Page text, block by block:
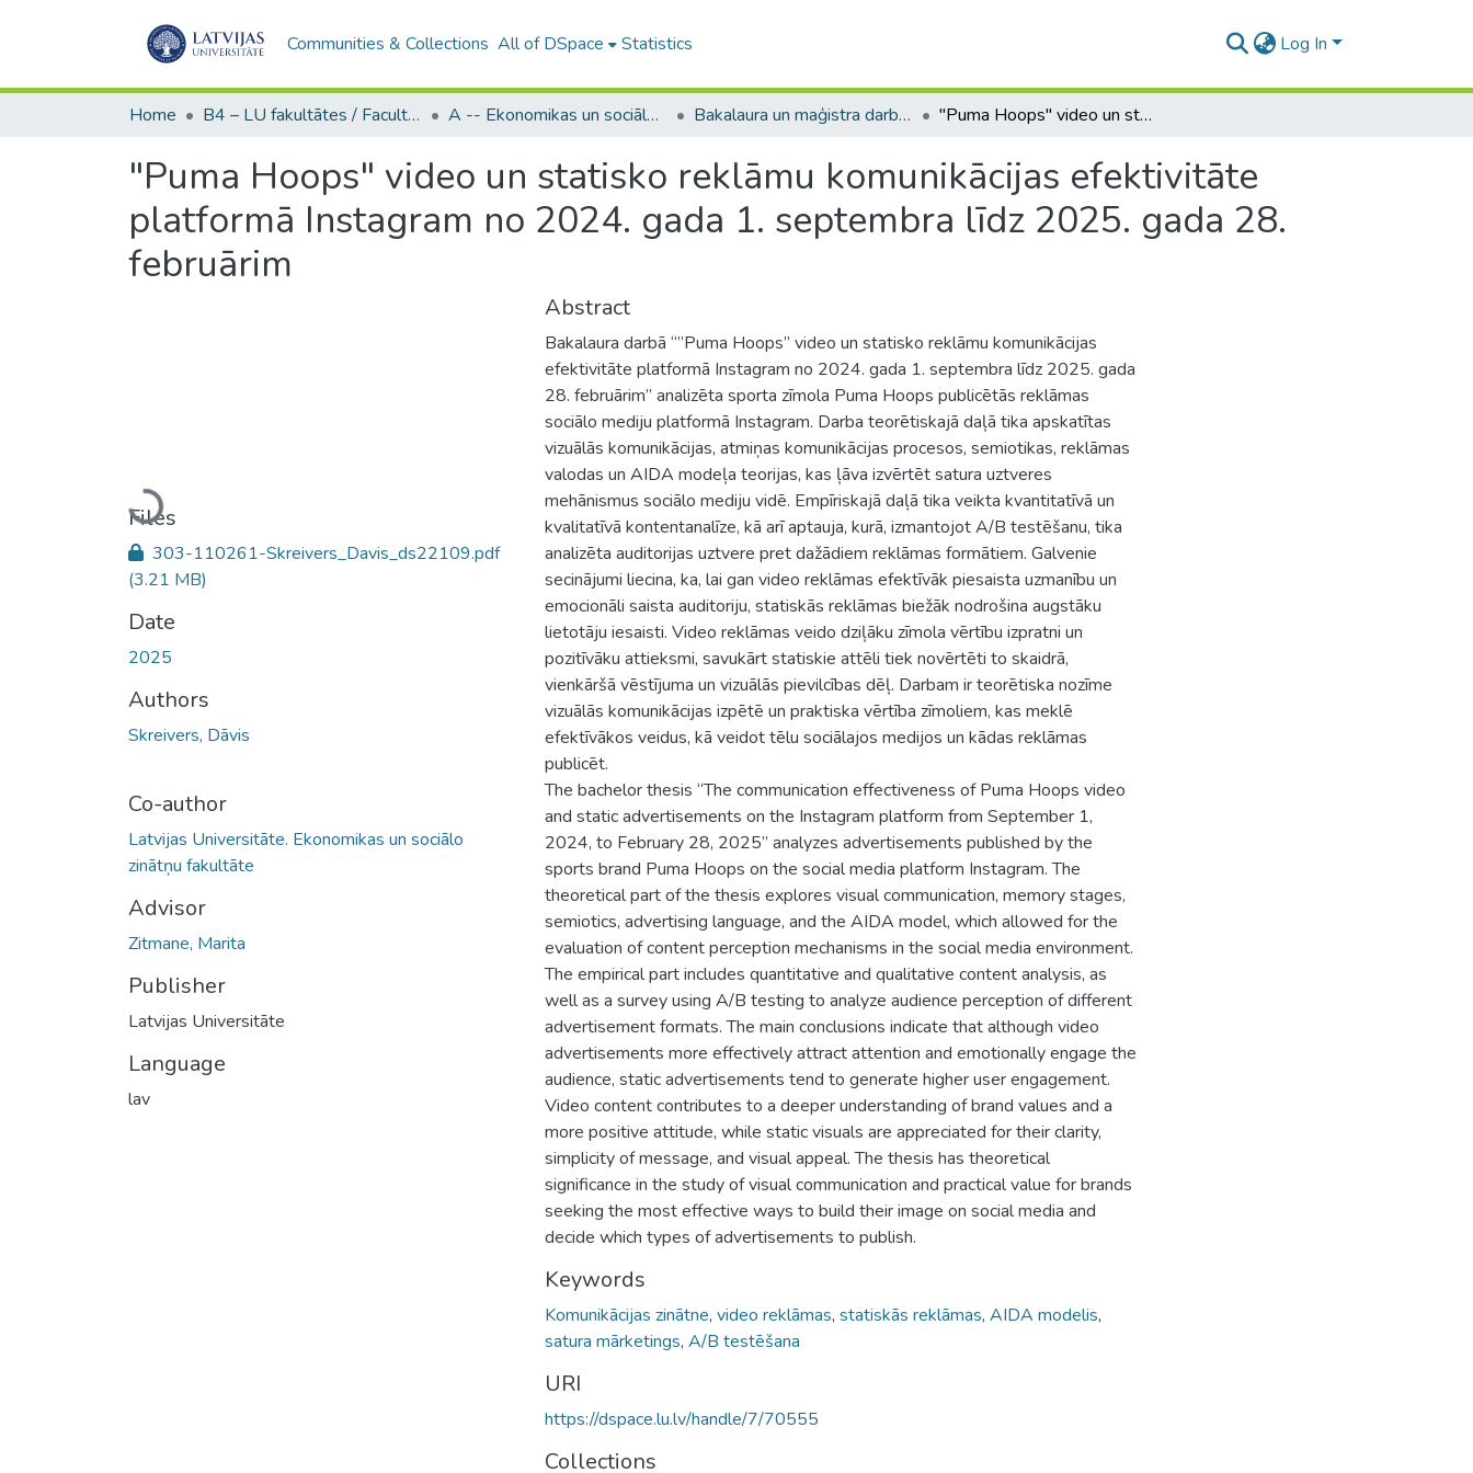
Communities & Collections All of DSpace Statistics Log In
Home B4 – LU fakultātes / Faculties of the UL A -- Ekonomikas un sociālo zinātņu fakultāte / Faculty of Economics and Social Sciences Bakalaura un maģistra darbi (ESZF) / Bachelor's and Master's theses "Puma Hoops" video un statisko reklāmu komunikācijas efektivitāte platformā Instagram no 2024. gada 1. septembra līdz 2025. gada 28. februārim
"Puma Hoops" video un statisko reklāmu komunikācijas efektivitāte
platformā Instagram no 2024. gada 1. septembra līdz 2025. gada 28.
februārim
Loading...
Files
303-110261-Skreivers_Davis_ds22109.pdf
(3.21 MB)
Date
2025
Authors
Skreivers, Dāvis
Co-author
Latvijas Universitāte. Ekonomikas un sociālo
zinātņu fakultāte
Advisor
Zitmane, Marita
Publisher
Latvijas Universitāte
Language
lav
Abstract
Bakalaura darbā “”Puma Hoops” video un statisko reklāmu komunikācijas
efektivitāte platformā Instagram no 2024. gada 1. septembra līdz 2025. gada
28. februārim” analizēta sporta zīmola Puma Hoops publicētās reklāmas
sociālo mediju platformā Instagram. Darba teorētiskajā daļā tika apskatītas
vizuālās komunikācijas, atmiņas komunikācijas procesos, semiotikas, reklāmas
valodas un AIDA modeļa teorijas, kas ļāva izvērtēt satura uztveres
mehānismus sociālo mediju vidē. Empīriskajā daļā tika veikta kvantitatīvā un
kvalitatīvā kontentanalīze, kā arī aptauja, kurā, izmantojot A/B testēšanu, tika
analizēta auditorijas uztvere pret dažādiem reklāmas formātiem. Galvenie
secinājumi liecina, ka, lai gan video reklāmas efektīvāk piesaista uzmanību un
emocionāli saista auditoriju, statiskās reklāmas biežāk nodrošina augstāku
lietotāju iesaisti. Video reklāmas veido dziļāku zīmola vērtību izpratni un
pozitīvāku attieksmi, savukārt statiskie attēli tiek novērtēti to skaidrā,
vienkāršā vēstījuma un vizuālās pievilcības dēļ. Darbam ir teorētiska nozīme
vizuālās komunikācijas izpētē un praktiska vērtība zīmoliem, kas meklē
efektīvākos veidus, kā veidot tēlu sociālajos medijos un kādas reklāmas
publicēt.
The bachelor thesis “The communication effectiveness of Puma Hoops video
and static advertisements on the Instagram platform from September 1,
2024, to February 28, 2025” analyzes advertisements published by the
sports brand Puma Hoops on the social media platform Instagram. The
theoretical part of the thesis explores visual communication, memory stages,
semiotics, advertising language, and the AIDA model, which allowed for the
evaluation of content perception mechanisms in the social media environment.
The empirical part includes quantitative and qualitative content analysis, as
well as a survey using A/B testing to analyze audience perception of different
advertisement formats. The main conclusions indicate that although video
advertisements more effectively attract attention and emotionally engage the
audience, static advertisements tend to generate higher user engagement.
Video content contributes to a deeper understanding of brand values and a
more positive attitude, while static visuals are appreciated for their clarity,
simplicity of message, and visual appeal. The thesis has theoretical
significance in the study of visual communication and practical value for brands
seeking the most effective ways to build their image on social media and
decide which types of advertisements to publish.
Keywords
Komunikācijas zinātne, video reklāmas, statiskās reklāmas, AIDA modelis,
satura mārketings, A/B testēšana
URI
https://dspace.lu.lv/handle/7/70555
Collections